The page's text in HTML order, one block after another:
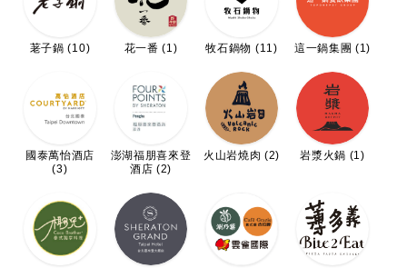
荖子鍋 (10) 花一番 (1) 牧石鍋物 (11) 這一鍋集團 (1)
國泰萬怡酒店
(3)
澎湖福朋喜來登
酒店 (2)
火山岩燒肉 (2) 岩漿火鍋 (1)